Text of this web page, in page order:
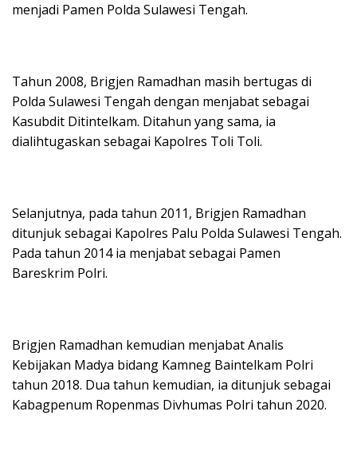
menjadi Pamen Polda Sulawesi Tengah.
Tahun 2008, Brigjen Ramadhan masih bertugas di
Polda Sulawesi Tengah dengan menjabat sebagai
Kasubdit Ditintelkam. Ditahun yang sama, ia
dialihtugaskan sebagai Kapolres Toli Toli.
Selanjutnya, pada tahun 2011, Brigjen Ramadhan
ditunjuk sebagai Kapolres Palu Polda Sulawesi Tengah.
Pada tahun 2014 ia menjabat sebagai Pamen
Bareskrim Polri.
Brigjen Ramadhan kemudian menjabat Analis
Kebijakan Madya bidang Kamneg Baintelkam Polri
tahun 2018. Dua tahun kemudian, ia ditunjuk sebagai
Kabagpenum Ropenmas Divhumas Polri tahun 2020.